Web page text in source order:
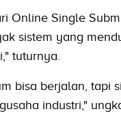
Online Single
sistem yang
tuturnya.
bisa berjalan, tapi
industri,"